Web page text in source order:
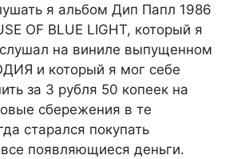
я альбом Дип Папл 1986
OF BLUE LIGHT, который я
на виниле выпущенном
и который я мог себе
за 3 рубля 50 копеек на
сбережения в те
старался покупать
появляющиеся деньги.